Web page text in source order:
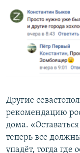
Другие
рекомендацию
дома.
теперь все
упадёт, тогда где